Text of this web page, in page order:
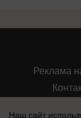
Реклама
Наш сайт